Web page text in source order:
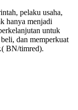
pelaku usaha,
hanya menjadi
untuk
dan memperkuat
BN/timred).